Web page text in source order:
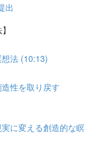
出
法 (10:13)
性を取り戻す
に変える創造的な瞑